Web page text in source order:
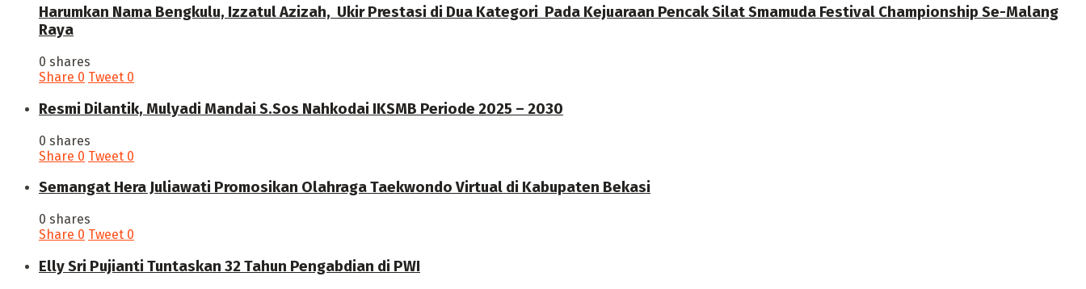
Harumkan Nama Bengkulu, Izzatul Azizah, Ukir Prestasi di Dua Kategori Pada Kejuaraan Pencak Silat Smamuda Festival Championship Se-Malang
Raya
0 shares
Share 0 Tweet 0
Resmi Dilantik, Mulyadi Mandai S.Sos Nahkodai IKSMB Periode 2025 – 2030
0 shares
Share 0 Tweet 0
Semangat Hera Juliawati Promosikan Olahraga Taekwondo Virtual di Kabupaten Bekasi
0 shares
Share 0 Tweet 0
Elly Sri Pujianti Tuntaskan 32 Tahun Pengabdian di PWI